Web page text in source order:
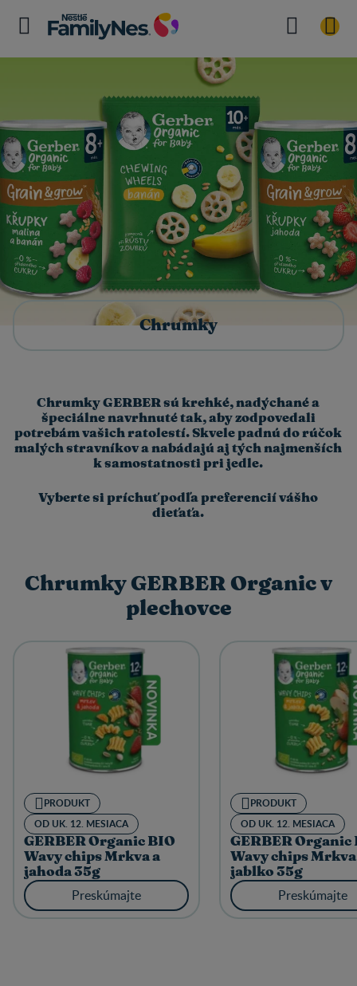
Chrumky
Chrumky GERBER sú krehké, nadýchané a
špeciálne navrhnuté tak, aby zodpovedali
potrebám vašich ratolestí. Skvele padnú do rúčok
malých stravníkov a nabádajú aj tých najmenších
k samostatnosti pri jedle.
Vyberte si príchuť podľa preferencií vášho
dieťaťa.
Chrumky GERBER Organic v
plechovce
PRODUKT
OD UK. 12. MESIACA
GERBER Organic BIO
Wavy chips Mrkva a
jahoda 35g
Preskúmajte
PRODUKT
OD UK. 12. MESIACA
GERBER Organic
Wavy chips Mrkva
jablko 35g
Preskúmajte